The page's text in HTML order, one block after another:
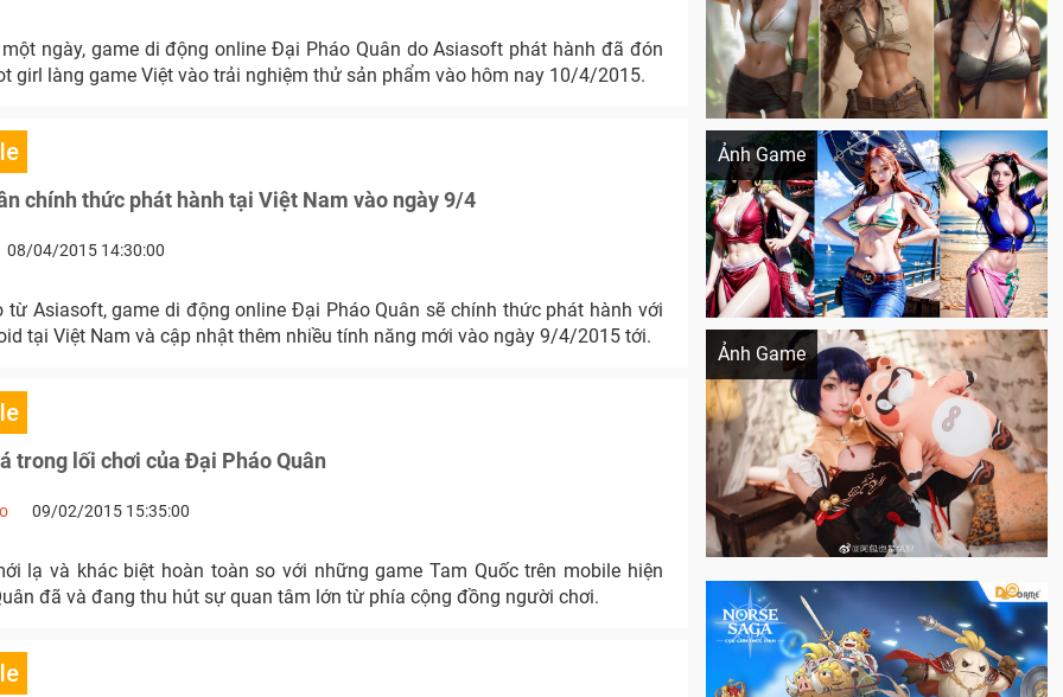
ngày, game di động online Đại Pháo Quân do Asiasoft phát hành đã đón
girl làng game Việt vào trải nghiệm thử sản phẩm vào hôm nay 10/4/2015.
chính thức phát hành tại Việt Nam vào ngày 9/4
08/04/2015 14:30:00
từ Asiasoft, game di động online Đại Pháo Quân sẽ chính thức phát hành với
tại Việt Nam và cập nhật thêm nhiều tính năng mới vào ngày 9/4/2015 tới.
trong lối chơi của Đại Pháo Quân
09/02/2015 15:35:00
lạ và khác biệt hoàn toàn so với những game Tam Quốc trên mobile hiện
đã và đang thu hút sự quan tâm lớn từ phía cộng đồng người chơi.
Ảnh Game
Khi AI Cosplay gái đẹp One Piece
Ảnh Game
Cosplay Xiangling siêu cute